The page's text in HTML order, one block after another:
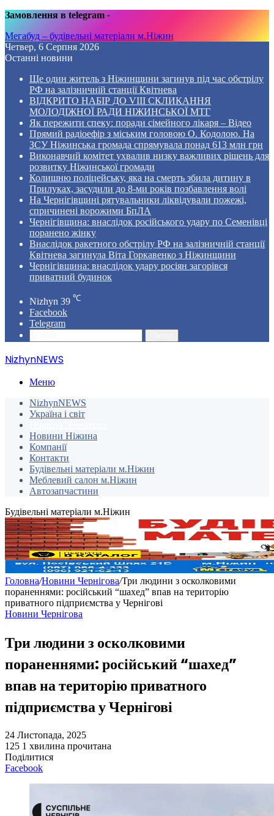
Замовлення в telegram -
Мегабуд – будівельні матеріали м.Ніжин
Четвер, 6 Серпня 2026
Останні новини
Ще один житель з Ніжинщини загинув під час обстрілу
РФ на залізничній станції Квітнева
ВІДКРИТО НАБІР ДО VIII СКЛИКАННЯ
МОЛОДІЖНОЇ РАДИ НІЖИНСЬКОЇ МТГ
Як пережити спеку: поради сімейного лікаря – Відео
Прямий радіоефір з міським головою О. Кодолою. На
ЗСУ Ніжинська громада спрямувала понад 613 млн грн
Виконавчий комітет ухвалив низку важливих рішень для
розвитку Ніжинської громади
Колишню поліцейську, яка на смерть збила дитину в
Прилуках, засудили до 8-ми років позбавлення волі
На Чернігівщині рятувальники ліквідували пожежі,
спричинені ворожими БпЛА
Чернігівщина: внаслідок російського удару по Семенівці
поранено жінку
Внаслідок ракетного обстрілу РФ на залізничній станції
Квітнева загинула Віта Горкавенко з Ніжинщини
Чернігівщина: внаслідок удару росіян загорівся
приватний будинок
Nizhyn 39 ℃
Facebook
Telegram
NizhynNEWS
Меню
NizhynNEWS
Україна і світ
Новини Ніжина
Компанії
Контакти
Будівельні матеріали м.Ніжин
Меблевий салон м.Ніжин
Автозапчастини
Будівельні матеріали м.Ніжин
Головна/Новини Чернігова/Три людини з осколковими
пораненнями: російський “шахед” впав на територію
приватного підприємства у Чернігові
Новини Чернігова
Три людини з осколковими
пораненнями: російський “шахед”
впав на територію приватного
підприємства у Чернігові
24 Листопада, 2025
125 1 хвилина прочитана
Поділитися
Facebook